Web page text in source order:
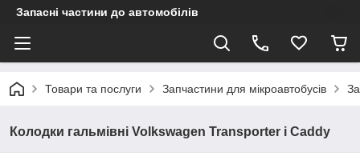
Запасні частини до автомобілів
Товари та послуги Запчастини для мікроавтобусів
Колодки гальмівні Volkswagen Transporter і Caddy